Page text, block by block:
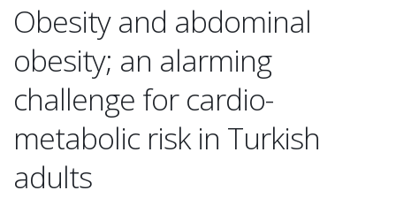
Obesity and abdominal
obesity; an alarming
challenge for cardio-
metabolic risk in Turkish
adults